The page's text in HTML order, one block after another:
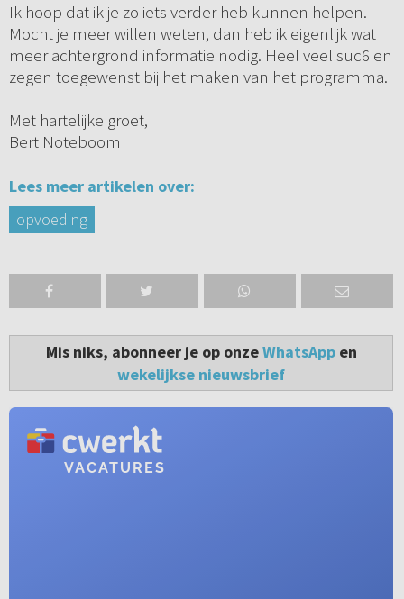
Ik hoop dat ik je zo iets verder heb kunnen helpen.
Mocht je meer willen weten, dan heb ik eigenlijk wat
meer achtergrond informatie nodig. Heel veel suc6 en
zegen toegewenst bij het maken van het programma.
Met hartelijke groet,
Bert Noteboom
Lees meer artikelen over:
opvoeding
Mis niks, abonneer je op onzeWhatsAppen
wekelijkse nieuwsbrief